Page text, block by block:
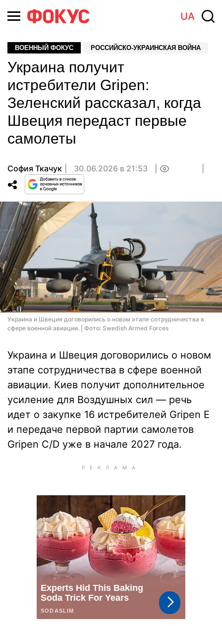
UA
ВОЕННЫЙ ФОКУС РОССИЙСКО-УКРАИНСКАЯ ВОЙНА
Украина получит
истребители Gripen:
Зеленский рассказал, когда
Швеция передаст первые
самолеты
София Ткачук 30.06.2026 в 21:53
Украина и Швеция договорились о новом этапе сотрудничества в
сфере военной авиации. | Фото: Swedish Armed Forces
Украина и Швеция договорились о новом
этапе сотрудничества в сфере военной
авиации. Киев получит дополнительное
усиление для Воздушных сил — речь
идет о закупке 16 истребителей Gripen E
и передаче первой партии самолетов
Gripen C/D уже в начале 2027 года.